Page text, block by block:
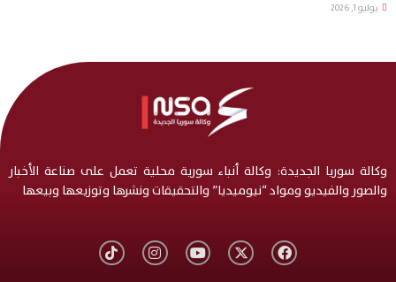
يوليو 1, 2026
وكالة سوريا الجديدة: وكالة أنباء سورية محلية تعمل على صناعة الأخبار
والصور والفيديو ومواد “نيوميديا” والتحقيقات ونشرها وتوزيعها وبيعها